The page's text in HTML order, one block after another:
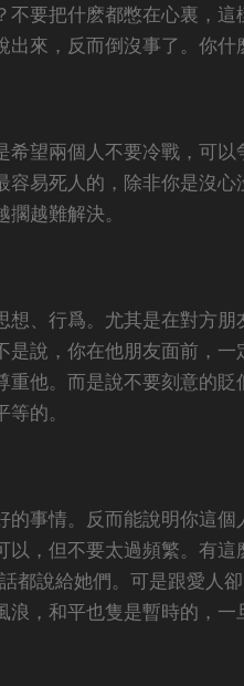
不要把什麽都憋在心裏，
來，反而倒沒事了。你什
望兩個人不要冷戰，可
易死人的，除非你是沒心
越難解決。
、行爲。尤其是在對方
說，你在他朋友面前，
他。而是說不要刻意的
的。
事情。反而能說明你這
，但不要太過頻繁。有
都說給她們。可是跟愛人
，和平也隻是暫時的，